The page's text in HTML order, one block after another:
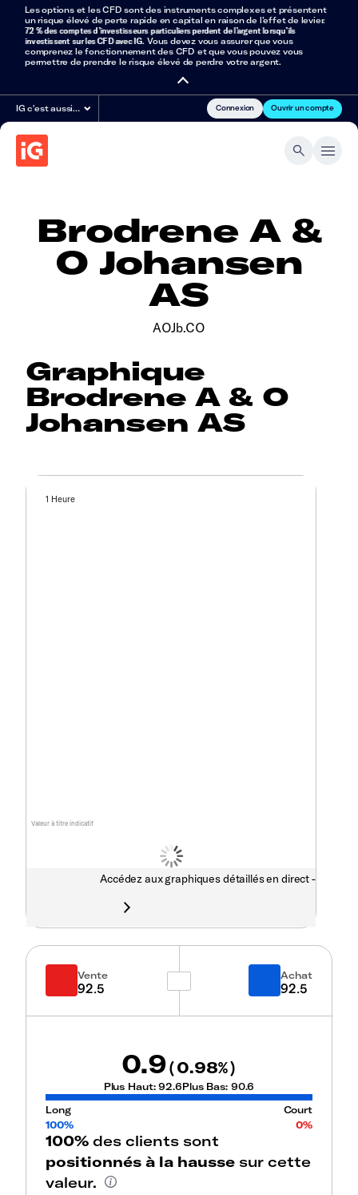
Les options et les CFD sont des instruments complexes et présentent
un risque élevé de perte rapide en capital en raison de l’effet de levier.
72 % des comptes d’investisseurs particuliers perdent de l’argent lorsqu’ils
investissent sur les CFD avec IG. Vous devez vous assurer que vous
comprenez le fonctionnement des CFD et que vous pouvez vous
permettre de prendre le risque élevé de perdre votre argent.
IG c'est aussi… Connexion Ouvrir un compte
Brodrene A &
O Johansen
AS
AOJb.CO
Graphique
Brodrene A & O
Johansen AS
Valeur à titre indicatif
1 Heure
Accédez aux graphiques détaillés en direct -
Vente
92.5
Achat
92.5
0.9(0.98%)
Plus Haut:92.6Plus Bas: 90.6
Long
Court
100%
0%
100% des clients sont
positionnés à la hausse sur cette
valeur.